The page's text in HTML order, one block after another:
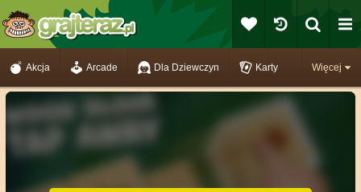
Więcej
Akcja Arcade Dla Dziewczyn Karty